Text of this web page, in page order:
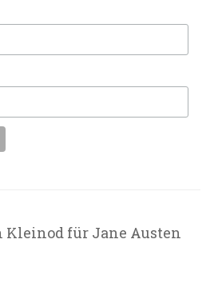
Kleinod für Jane Austen